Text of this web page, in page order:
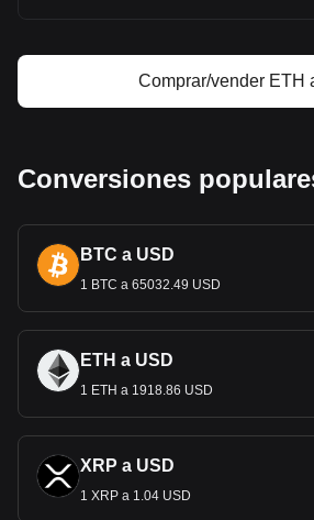
Comprar/vender ETH
Conversiones
BTC a USD
1 BTC a 65032.49 USD
ETH a USD
1 ETH a 1918.86 USD
XRP a USD
1 XRP a 1.04 USD